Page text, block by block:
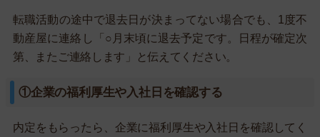
転職活動の途中で退去日が決まってない場合でも、1度不
動産屋に連絡し「○月末頃に退去予定です。日程が確定次
第、またご連絡します」と伝えてください。
①企業の福利厚生や入社日を確認する
内定をもらったら、企業に福利厚生や入社日を確認してく